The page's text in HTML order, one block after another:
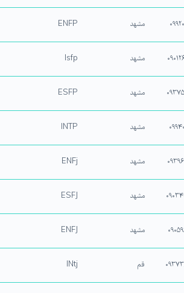
مشهد ENFP
مشهد Isfp
مشهد ESFP
مشهد INTP
مشهد ENFj
مشهد ESFJ
مشهد ENFJ
قم INtj